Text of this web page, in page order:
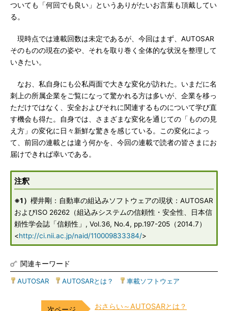
ついても「何回でも良い」というありがたいお言葉も頂戴してい
る。
現時点では連載回数は未定であるが、今回はまず、AUTOSAR
そのものの現在の姿や、それを取り巻く全体的な状況を整理して
いきたい。
なお、私自身にも公私両面で大きな変化が訪れた。いまだに名
刺上の所属企業をご覧になって驚かれる方は多いが、企業を移っ
ただけではなく、安全およびそれに関連するものについて学び直
す機会も得た。自身では、さまざまな変化を通じての「ものの見
え方」の変化に日々新鮮な驚きを感じている。この変化によっ
て、前回の連載とは違う何かを、今回の連載で読者の皆さまにお
届けできれば幸いである。
注釈
※1） 櫻井剛：自動車の組込みソフトウェアの現状：AUTOSAR
およびISO 26262（組込みシステムの信頼性・安全性、日本信
頼性学会誌「信頼性」, Vol.36, No.4, pp.197-205（2014.7）
<http://ci.nii.ac.jp/naid/110009833384/>
関連キーワード
AUTOSAR AUTOSARとは？ 車載ソフトウェア
おさらい～AUTOSARとは？